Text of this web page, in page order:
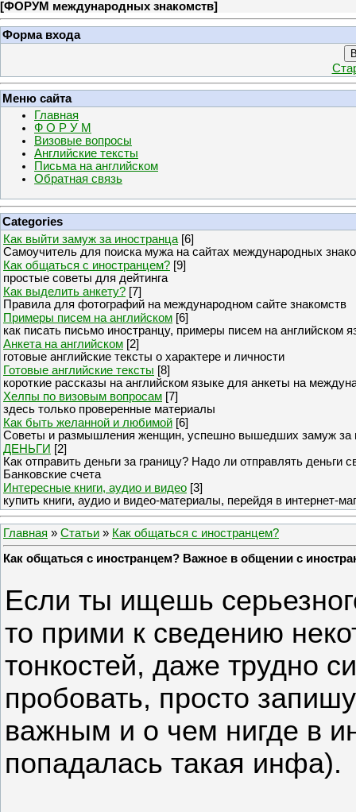
[ФОРУМ международных знакомств]
Форма входа
Меню сайта
Главная
Ф О Р У М
Визовые вопросы
Английские тексты
Письма на английском
Обратная связь
Categories
Как выйти замуж за иностранца [6]
Самоучитель для поиска мужа на сайтах международных
Как общаться с иностранцем? [9]
простые советы для дейтинга
Как выделить анкету? [7]
Правила для фотографий на международном сайте знакомств
Примеры писем на английском [6]
как писать письмо иностранцу, примеры писем на английском
Анкета на английском [2]
готовые английские тексты о характере и личности
Готовые английские тексты [8]
короткие рассказы на английском языке для анкеты на
Хелпы по визовым вопросам [7]
здесь только проверенные материалы
Как быть желанной и любимой [6]
Советы и размышления женщин, успешно вышедших замуж за
ДЕНЬГИ [2]
Как отправить деньги за границу? Надо ли отправлять деньги
Банковские счета
Интересные книги, аудио и видео [3]
купить книги, аудио и видео-материалы, перейдя в интернет-
Главная » Статьи » Как общаться с иностранцем?
Как общаться с иностранцем? Важное в общении с
Если ты ищешь
то прими к сведению
тонкостей, даже трудно
пробовать, просто
важным и о чем нигде в
попадалась такая инфа).